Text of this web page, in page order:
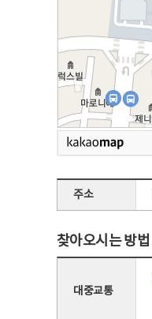
주소
찾아오시는 방법
대중교통